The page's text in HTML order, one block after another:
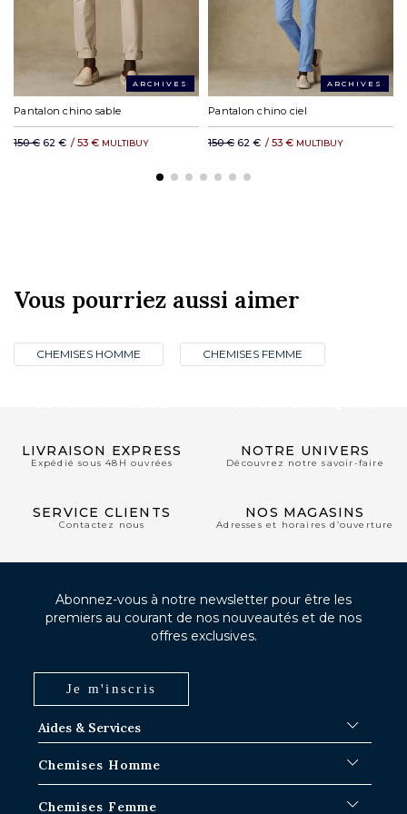
ARCHIVES
Pantalon chino sable
150 € 62 € / 53 € MULTIBUY
ARCHIVES
Pantalon chino ciel
150 € 62 € / 53 € MULTIBUY
Vous pourriez aussi aimer
CHEMISES HOMME CHEMISES FEMME
LIVRAISON EXPRESS
Expédié sous 48H ouvrées
NOTRE UNIVERS
Découvrez notre savoir-faire
SERVICE CLIENTS
Contactez nous
NOS MAGASINS
Adresses et horaires d’ouverture
Aides & Services
Délais d'expédition
Chemises Homme
Chemises Femme
Abonnez-vous à notre newsletter pour être les
premiers au courant de nos nouveautés et de nos
offres exclusives.
Je m'inscris